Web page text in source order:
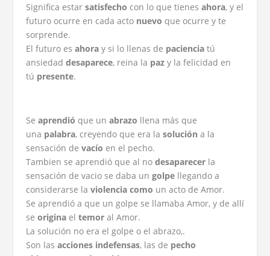
Significa estar satisfecho con lo que tienes ahora, y el
futuro ocurre en cada acto nuevo que ocurre y te
sorprende.
El futuro es ahora y si lo llenas de paciencia tú
ansiedad desaparece, reina la paz y la felicidad en
tú presente.
Se aprendió que un abrazo llena más que
una palabra, creyendo que era la solución a la
sensación de vacío en el pecho.
Tambien se aprendió que al no desaparecer la
sensación de vacio se daba un golpe llegando a
considerarse la violencia como un acto de Amor.
Se aprendió a que un golpe se llamaba Amor, y de allí
se origina el temor al Amor.
La solución no era el golpe o el abrazo,.
Son las acciones indefensas, las de pecho